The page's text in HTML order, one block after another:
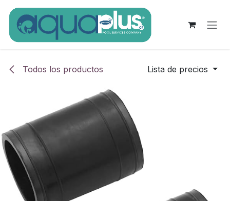
Ir al contenido
Todos los productos Lista de precios